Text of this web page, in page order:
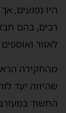
היו נפגעים,
רבים, בהם
לאזור
מהחקירה
שהיווה יעד
החשוד